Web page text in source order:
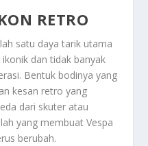
RETRO
satu daya tarik utama
dan tidak banyak
Bentuk bodinya yang
kesan retro yang
dari skuter atau
yang membuat Vespa
berubah.